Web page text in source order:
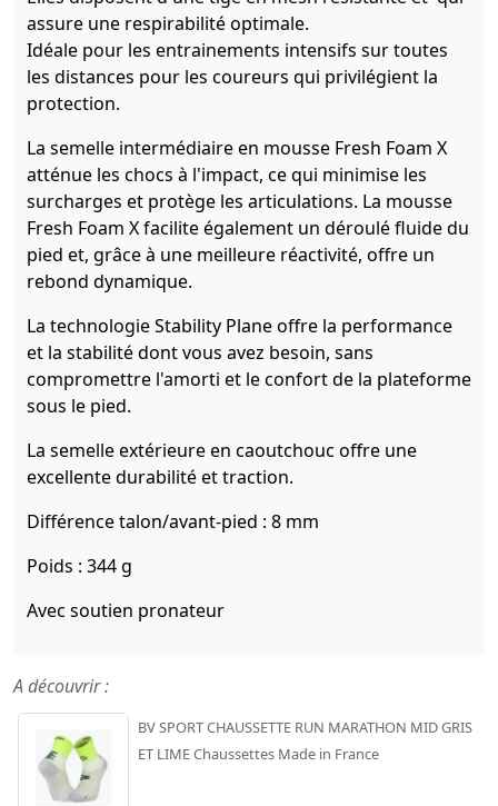
assure une respirabilité optimale.
Idéale pour les entrainements intensifs sur toutes
les distances pour les coureurs qui privilégient la
protection.
La semelle intermédiaire en mousse Fresh Foam X
atténue les chocs à l'impact, ce qui minimise les
surcharges et protège les articulations. La mousse
Fresh Foam X facilite également un déroulé fluide du
pied et, grâce à une meilleure réactivité, offre un
rebond dynamique.
La technologie Stability Plane offre la performance
et la stabilité dont vous avez besoin, sans
compromettre l'amorti et le confort de la plateforme
sous le pied.
La semelle extérieure en caoutchouc offre une
excellente durabilité et traction.
Différence talon/avant-pied : 8 mm
Poids : 344 g
Avec soutien pronateur
A découvrir :
BV SPORT CHAUSSETTE RUN MARATHON MID GRIS
ET LIME Chaussettes Made in France